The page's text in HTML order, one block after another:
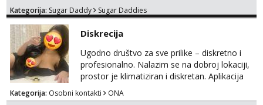
Žana
Razgovaram :)
Tel:064/677-677- Kod: #135
tel:0,93€ - mob:1,12€ min
Obavijesti me kada se oslobodi
Zara
otvorena, komunikativna, zgodna i atraktivna
markodalic37@gmail.com
Kategorija: Sugar Daddy Sugar Daddies
Diskrecija
Ugodno društvo za sve prilike – diskretno i
profesionalno. Nalazim se na dobroj lokaciji,
prostor je klimatiziran i diskretan. Aplikacija
what sapp 0957660399.
Kategorija: Osobni kontakti ONA